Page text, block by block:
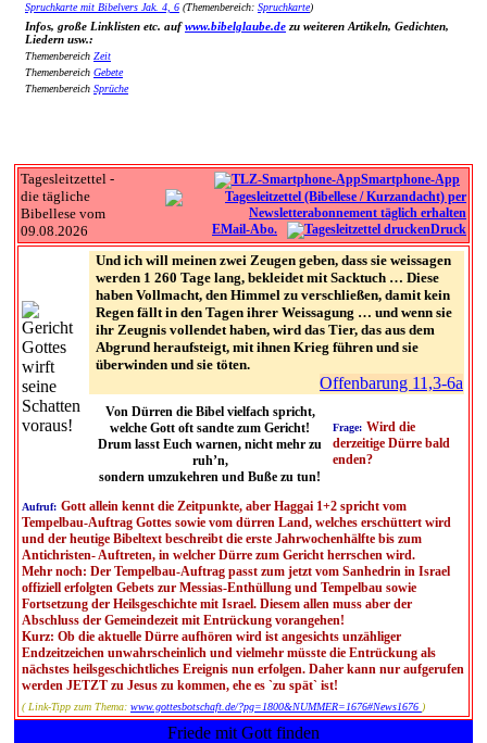
Spruchkarte mit Bibelvers Jak. 4, 6 (Themenbereich: Spruchkarte)
Infos, große Linklisten etc. aufwww.bibelglaube.de zu weiteren Artikeln, Gedichten,
Liedern usw.:
Themenbereich Zeit
Themenbereich Gebete
Themenbereich Sprüche
Tagesleitzettel -
die tägliche
Bibellese vom
09.08.2026
Smartphone-App
EMail-Abo. Druck
Und ich will meinen zwei Zeugen geben, dass sie weissagen
werden 1 260 Tage lang, bekleidet mit Sacktuch … Diese
haben Vollmacht, den Himmel zu verschließen, damit kein
Regen fällt in den Tagen ihrer Weissagung … und wenn sie
ihr Zeugnis vollendet haben, wird das Tier, das aus dem
Abgrund heraufsteigt, mit ihnen Krieg führen und sie
überwinden und sie töten.
Offenbarung 11,3-6a
Von Dürren die Bibel vielfach spricht,
welche Gott oft sandte zum Gericht!
Drum lasst Euch warnen, nicht mehr zu
ruh’n,
sondern umzukehren und Buße zu tun!
Frage: Wird die
derzeitige Dürre bald
enden?
Aufruf: Gott allein kennt die Zeitpunkte, aber Haggai 1+2 spricht vom
Tempelbau-Auftrag Gottes sowie vom dürren Land, welches erschüttert wird
und der heutige Bibeltext beschreibt die erste Jahrwochenhälfte bis zum
Antichristen- Auftreten, in welcher Dürre zum Gericht herrschen wird.
Mehr noch: Der Tempelbau-Auftrag passt zum jetzt vom Sanhedrin in Israel
offiziell erfolgten Gebets zur Messias-Enthüllung und Tempelbau sowie
Fortsetzung der Heilsgeschichte mit Israel. Diesem allen muss aber der
Abschluss der Gemeindezeit mit Entrückung vorangehen!
Kurz: Ob die aktuelle Dürre aufhören wird ist angesichts unzähliger
Endzeitzeichen unwahrscheinlich und vielmehr müsste die Entrückung als
nächstes heilsgeschichtliches Ereignis nun erfolgen. Daher kann nur aufgerufen
werden JETZT zu Jesus zu kommen, ehe es `zu spät` ist!
( Link-Tipp zum Thema: www.gottesbotschaft.de/?pg=1800&NUMMER=1676#News1676 )
Friede mit Gott finden